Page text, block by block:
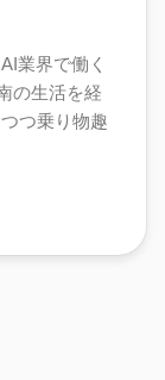
業界で働く
の生活を経
つ乗り物趣